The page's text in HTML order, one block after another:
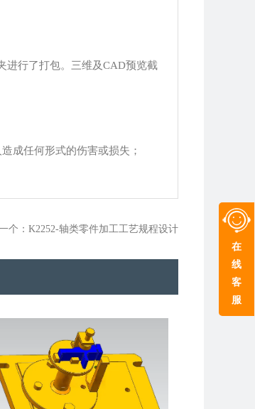
进行了打包。三维及CAD预览截
成任何形式的伤害或损失；
个：K2252-轴类零件加工工艺规程设计
在
线
客
服